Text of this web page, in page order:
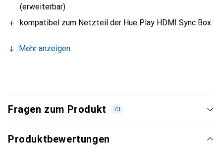
(erweiterbar)
kompatibel zum Netzteil der Hue Play HDMI Sync Box
Mehr anzeigen
Fragen zum Produkt 73
Produktbewertungen